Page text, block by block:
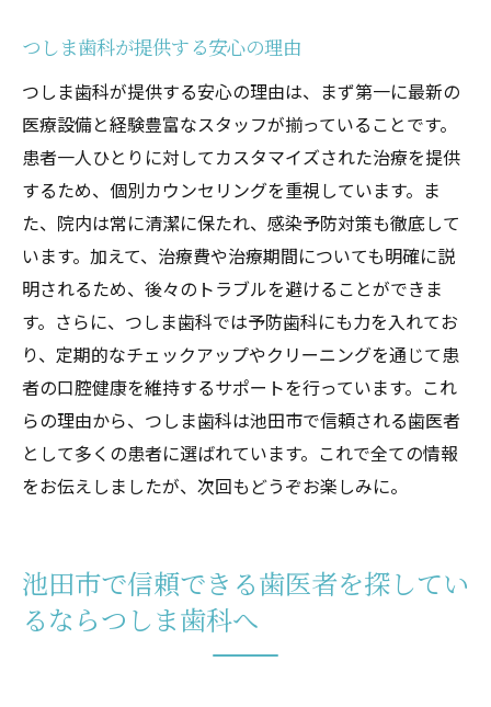
つしま歯科が提供する安心の理由
つしま歯科が提供する安心の理由は、まず第一に最新の
医療設備と経験豊富なスタッフが揃っていることです。
患者一人ひとりに対してカスタマイズされた治療を提供
するため、個別カウンセリングを重視しています。ま
た、院内は常に清潔に保たれ、感染予防対策も徹底して
います。加えて、治療費や治療期間についても明確に説
明されるため、後々のトラブルを避けることができま
す。さらに、つしま歯科では予防歯科にも力を入れてお
り、定期的なチェックアップやクリーニングを通じて患
者の口腔健康を維持するサポートを行っています。これ
らの理由から、つしま歯科は池田市で信頼される歯医者
として多くの患者に選ばれています。これで全ての情報
をお伝えしましたが、次回もどうぞお楽しみに。
池田市で信頼できる歯医者を探してい
るならつしま歯科へ